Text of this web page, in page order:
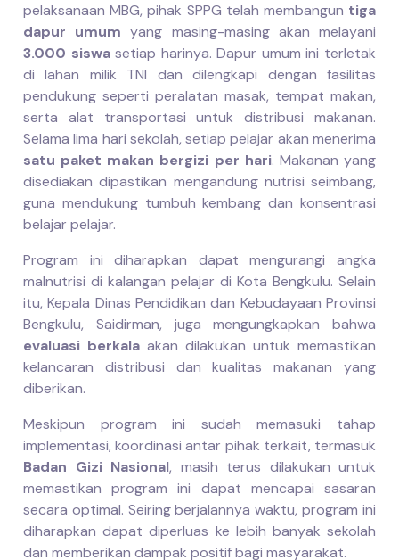
pelaksanaan MBG, pihak SPPG telah membangun tiga
dapur umum yang masing-masing akan melayani
3.000 siswasetiap harinya. Dapur umum ini terletak
di lahan milik TNI dan dilengkapi dengan fasilitas
pendukung seperti peralatan masak, tempat makan,
serta alat transportasi untuk distribusi makanan.
Selama lima hari sekolah, setiap pelajar akan menerima
satu paket makan bergizi per hari. Makanan yang
disediakan dipastikan mengandung nutrisi seimbang,
guna mendukung tumbuh kembang dan konsentrasi
belajar pelajar.
Program ini diharapkan dapat mengurangi angka
malnutrisi di kalangan pelajar di Kota Bengkulu. Selain
itu, Kepala Dinas Pendidikan dan Kebudayaan Provinsi
Bengkulu, Saidirman, juga mengungkapkan bahwa
evaluasi berkala akan dilakukan untuk memastikan
kelancaran distribusi dan kualitas makanan yang
diberikan.
Meskipun program ini sudah memasuki tahap
implementasi, koordinasi antar pihak terkait, termasuk
Badan Gizi Nasional, masih terus dilakukan untuk
memastikan program ini dapat mencapai sasaran
secara optimal. Seiring berjalannya waktu, program ini
diharapkan dapat diperluas ke lebih banyak sekolah
dan memberikan dampak positif bagi masyarakat.